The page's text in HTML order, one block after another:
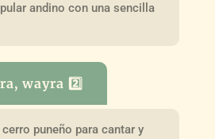
andino con una sencilla
wayra 2️⃣
puneño para cantar y